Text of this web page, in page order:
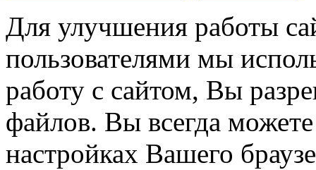
Для улучшения работы
пользователями мы
работу с сайтом, Вы
файлов. Вы всегда
настройках Вашего